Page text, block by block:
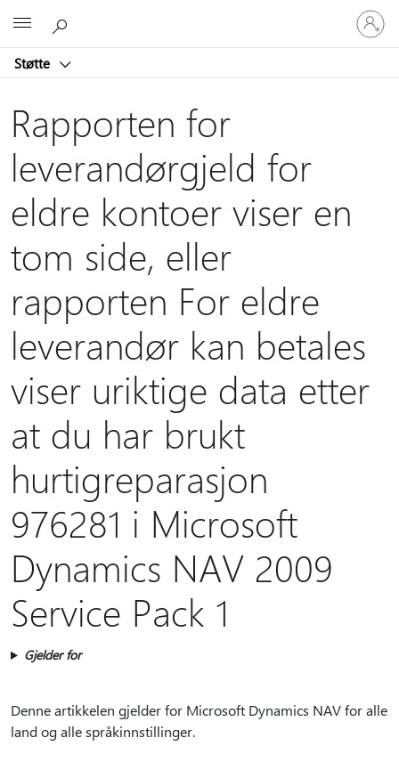
Støtte
Logg
på
kontoen
Rapporten for
leverandørgjeld for
eldre kontoer viser en
tom side, eller
rapporten For eldre
leverandør kan betales
viser uriktige data etter
at du har brukt
hurtigreparasjon
976281 i Microsoft
Dynamics NAV 2009
Service Pack 1
Gjelder for
Denne artikkelen gjelder for Microsoft Dynamics NAV for alle
land og alle språkinnstillinger.